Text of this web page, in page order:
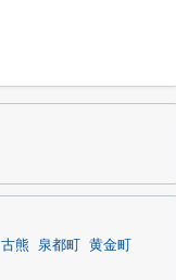
古熊 泉都町
黄金町